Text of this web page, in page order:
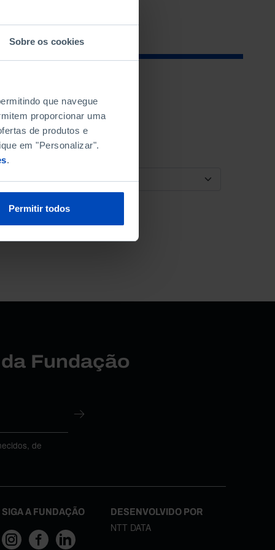
Sobre os cookies
que navegue
proporcionar uma
de produtos e
em "Personalizar".
.
Permitir todos
ORDENAR POR
Fundação
de
SIGA A FUNDAÇÃO DESENVOLVIDO POR
NTT DATA